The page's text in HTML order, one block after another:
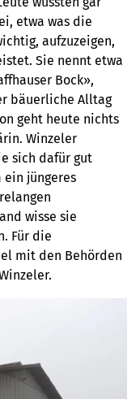
etwa was die
aufzuzeigen,
Sie nennt etwa
Bock»,
bäuerliche Alltag
geht heute nichts
Winzeler
sich dafür gut
ein jüngeres
wisse sie
Für die
mit den Behörden